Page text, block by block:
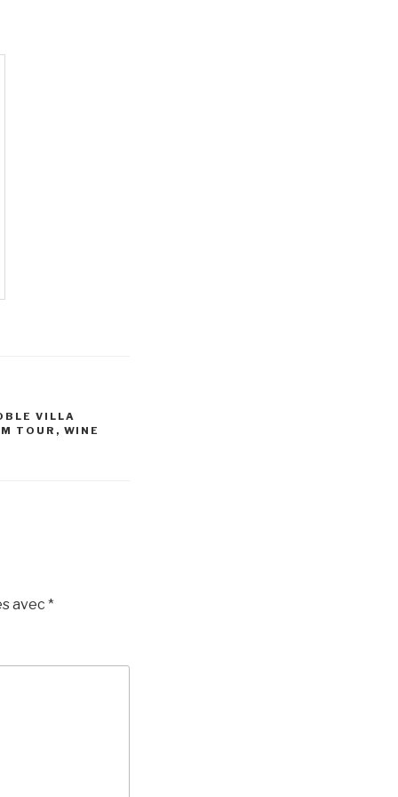
VILLA
TOUR , WINE
avec *